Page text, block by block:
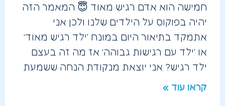
חמישה הוא אדם רגיש מאוד 😇 המאמר הזה
יהיה בפוקוס על הילדים שלנו ולכן אני
אתמקד בתיאור היום במונח ‘ילד רגיש מאוד’
או ‘ילד עם רגישות גבוהה’ אז מה זה בעצם
ילד רגיש? אני יוצאת מנקודת הנחה ששמעת
קראו עוד »